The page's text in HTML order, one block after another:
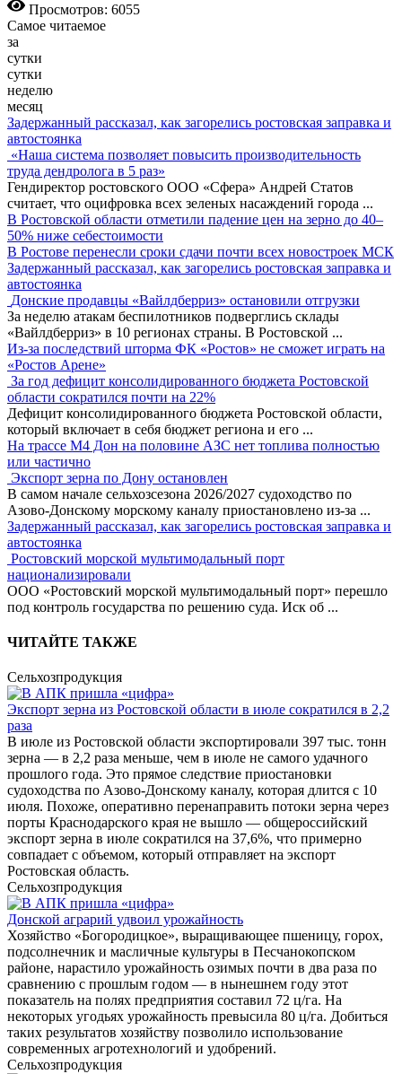
Просмотров: 6055
Самое читаемое
за
сутки
сутки
неделю
месяц
Задержанный рассказал, как загорелись ростовская заправка и
автостоянка
«Наша система позволяет повысить производительность
труда дендролога в 5 раз»
Гендиректор ростовского ООО «Сфера» Андрей Статов
считает, что оцифровка всех зеленых насаждений города ...
В Ростовской области отметили падение цен на зерно до 40–
50% ниже себестоимости
В Ростове перенесли сроки сдачи почти всех новостроек МСК
Задержанный рассказал, как загорелись ростовская заправка и
автостоянка
Донские продавцы «Вайлдберриз» остановили отгрузки
За неделю атакам беспилотников подверглись склады
«Вайлдберриз» в 10 регионах страны. В Ростовской ...
Из-за последствий шторма ФК «Ростов» не сможет играть на
«Ростов Арене»
За год дефицит консолидированного бюджета Ростовской
области сократился почти на 22%
Дефицит консолидированного бюджета Ростовской области,
который включает в себя бюджет региона и его ...
На трассе М4 Дон на половине АЗС нет топлива полностью
или частично
Экспорт зерна по Дону остановлен
В самом начале сельхозсезона 2026/2027 судоходство по
Азово-Донскому морскому каналу приостановлено из-за ...
Задержанный рассказал, как загорелись ростовская заправка и
автостоянка
Ростовский морской мультимодальный порт
национализировали
ООО «Ростовский морской мультимодальный порт» перешло
под контроль государства по решению суда. Иск об ...
ЧИТАЙТЕ ТАКЖЕ
Сельхозпродукция
Экспорт зерна из Ростовской области в июле сократился в 2,2
раза
В июле из Ростовской области экспортировали 397 тыс. тонн
зерна — в 2,2 раза меньше, чем в июле не самого удачного
прошлого года. Это прямое следствие приостановки
судоходства по Азово-Донскому каналу, которая длится с 10
июля. Похоже, оперативно перенаправить потоки зерна через
порты Краснодарского края не вышло — общероссийский
экспорт зерна в июле сократился на 37,6%, что примерно
совпадает с объемом, который отправляет на экспорт
Ростовская область.
Сельхозпродукция
Донской аграрий удвоил урожайность
Хозяйство «Богородицкое», выращивающее пшеницу, горох,
подсолнечник и масличные культуры в Песчанокопском
районе, нарастило урожайность озимых почти в два раза по
сравнению с прошлым годом — в нынешнем году этот
показатель на полях предприятия составил 72 ц/га. На
некоторых угодьях урожайность превысила 80 ц/га. Добиться
таких результатов хозяйству позволило использование
современных агротехнологий и удобрений.
Сельхозпродукция